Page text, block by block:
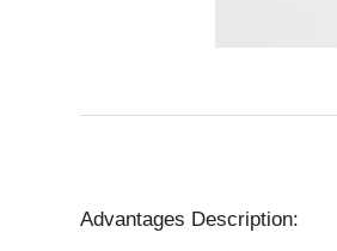
Advantages Description: